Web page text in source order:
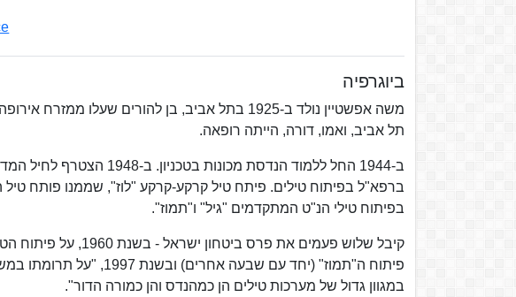
ביוגרפיה
משה אפשטיין נולד ב-1925 בתל אביב, בן להורים
תל אביב, ואמו, דורה, הייתה רופאה.
ב-1944 החל ללמוד הנדסת
בפיתוח טילי הנ"ט המתקדמים "גיל" ו"תמוז".
פיתוח ה"תמוז" (יחד עם שבעה
במגוון גדול של מערכות טילים הן כמהנדס והן כמורה הדור".